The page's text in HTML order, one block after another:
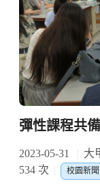
彈性課程共
2023-05-31 大
534 次
校園新聞